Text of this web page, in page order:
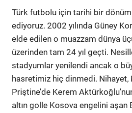
Türk futbolu için tarihi bir
ediyoruz. 2002 yılında Güney
elde edilen o muazzam dünya
üzerinden tam 24 yıl geçti.
stadyumlar yenilendi ancak o
hasretimiz hiç dinmedi. Nihayet,
Priştine’de Kerem
altın golle Kosova engelini aşan